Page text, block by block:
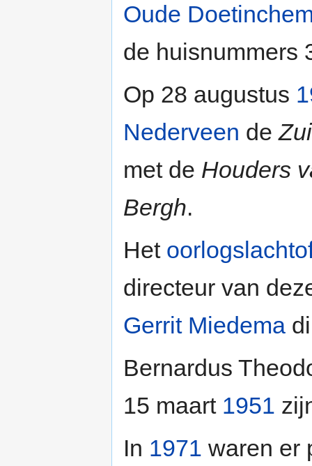
Oude
de huisnummers
Op 28 augustus
Nederveen de
met de Houders
Bergh.
Het
directeur van
Gerrit Miedema
Bernardus
15 maart 1951
In 1971 waren er